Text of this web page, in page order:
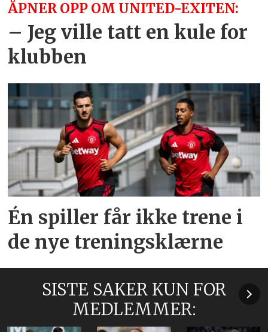
ÅPNER OPP OM UNITED-EXITEN:
– Jeg ville tatt en kule for
klubben
Én spiller får ikke trene i
de nye treningsklærne
SISTE SAKER KUN FOR
MEDLEMMER: